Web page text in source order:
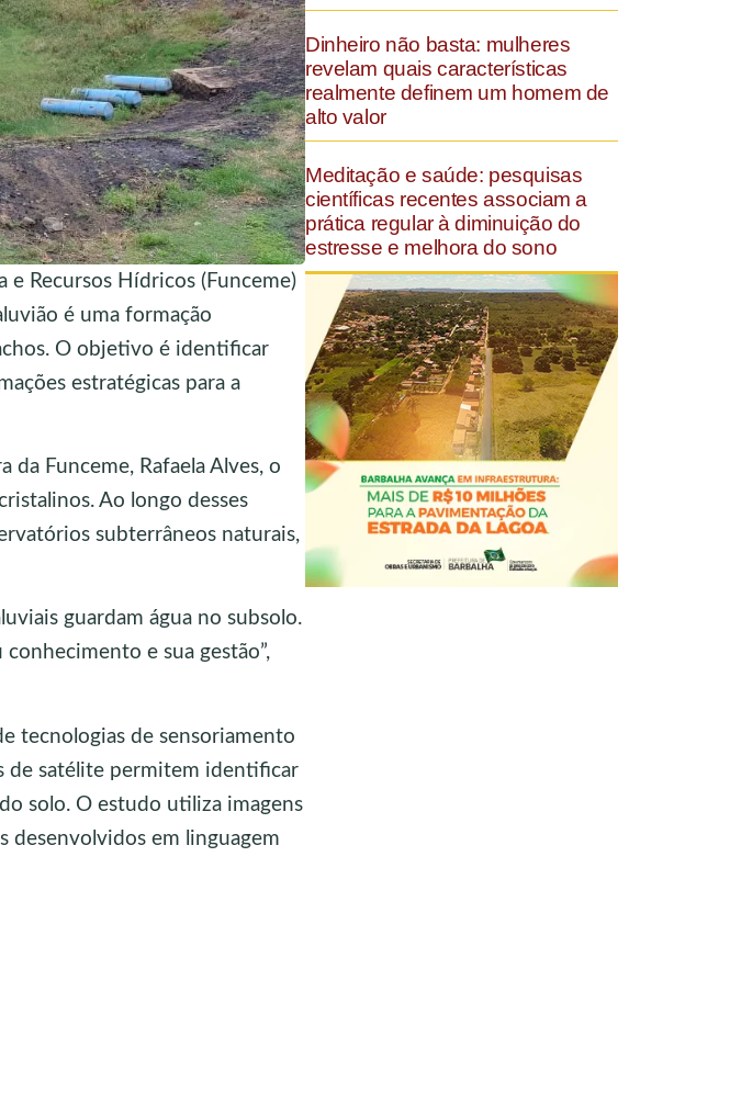
e Recursos Hídricos (Funceme)
é uma formação
O objetivo é identificar
estratégicas para a
da Funceme, Rafaela Alves, o
Ao longo desses
subterrâneos naturais,
guardam água no subsolo.
e sua gestão”,
tecnologias de sensoriamento
de satélite permitem identificar
solo. O estudo utiliza imagens
desenvolvidos em linguagem
Dinheiro não basta: mulheres
revelam quais características
realmente definem um homem de
alto valor
Meditação e saúde: pesquisas
científicas recentes associam a
prática regular à diminuição do
estresse e melhora do sono